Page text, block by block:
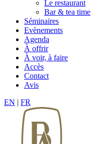
Le restaurant
Bar & tea time
Séminaires
Evènements
Agenda
À offrir
À voir, à faire
Accès
Contact
Avis
EN | FR